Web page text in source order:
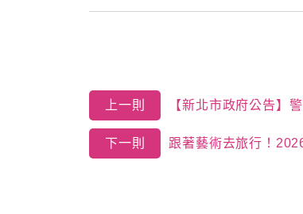
上一則 【新北市政府公告】
下一則 跟著藝術去旅行！